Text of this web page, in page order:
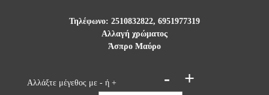
Τηλέφωνο: 2510832822, 6951977319
Αλλαγή χρώματος
Άσπρο Μαύρο
Αλλάξτε μέγεθος με - ή + - +